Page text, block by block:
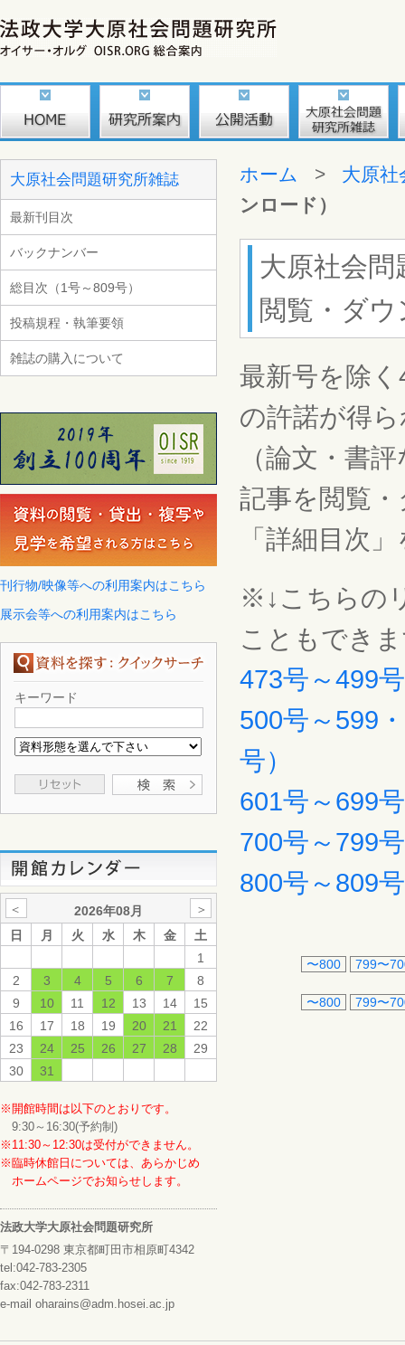
大原社会問題研究所雑誌
最新刊目次
バックナンバー
総目次（1号～809号）
投稿規程・執筆要領
雑誌の購入について
刊行物/映像等への利用案内はこちら
展示会等への利用案内はこちら
キーワード
＜ 2026年08月
＞
日
月 火 水 木 金
土
1
2
3 4 5 6 7
8
9
10 11 12 13 14
15
16
17 18 19 20 21
22
23
24 25 26 27 28
29
30
31
※開館時間は以下のとおりです。
9:30～16:30(予約制)
※11:30～12:30は受付ができません。
※臨時休館日については、あらかじめ
ホームページでお知らせします。
法政大学大原社会問題研究所
〒194-0298 東京都町田市相原町4342
tel:042-783-2305
fax:042-783-2311
e-mail oharains@adm.hosei.ac.jp
ホーム > 大原社
ンロード）
大原社会
閲覧・ダ
最新号を除
の許諾が得
（論文・書
記事を閲覧
「詳細目次
※↓こちらの
こともでき
473号～499
500号～599
号）
601号～699
700号～799
800号～809
〜800 799〜
〜800 799〜